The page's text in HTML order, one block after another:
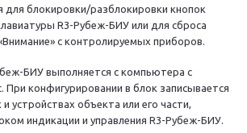
для блокировки/разблокировки кнопок
R3-Рубеж-БИУ или для сброса
с контролируемых приборов.
БИУ выполняется с компьютера с
конфигурировании в блок записывается
устройствах объекта или его части,
индикации и управления R3-Рубеж-БИУ.